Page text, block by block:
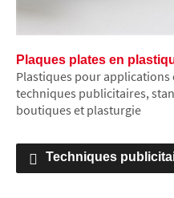
Plaques plates en
Plastiques pour applications
techniques publicitaires,
boutiques et plasturgie
Techniques